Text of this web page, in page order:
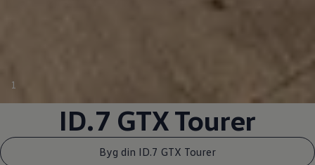
1
ID.7 GTX Tourer
Byg din ID.7 GTX Tourer